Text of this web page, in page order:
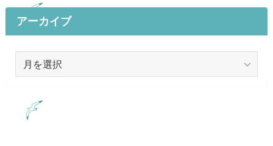
アーカイブ